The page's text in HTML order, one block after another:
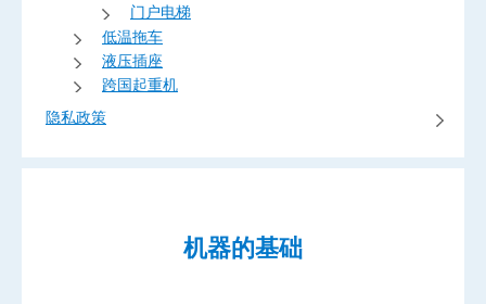
门户电梯
低温拖车
液压插座
跨国起重机
隐私政策
机器的基础